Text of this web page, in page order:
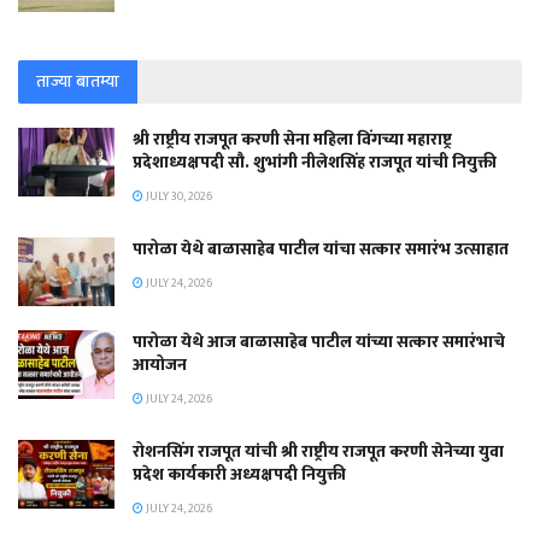
ताज्या बातम्या
श्री राष्ट्रीय राजपूत करणी सेना महिला विंगच्या महाराष्ट्र
प्रदेशाध्यक्षपदी सौ. शुभांगी नीलेशसिंह राजपूत यांची नियुक्ती
JULY 30, 2026
पारोळा येथे बाळासाहेब पाटील यांचा सत्कार समारंभ उत्साहात
JULY 24, 2026
पारोळा येथे आज बाळासाहेब पाटील यांच्या सत्कार समारंभाचे
आयोजन
JULY 24, 2026
रोशनसिंग राजपूत यांची श्री राष्ट्रीय राजपूत करणी सेनेच्या युवा
प्रदेश कार्यकारी अध्यक्षपदी नियुक्ती
JULY 24, 2026